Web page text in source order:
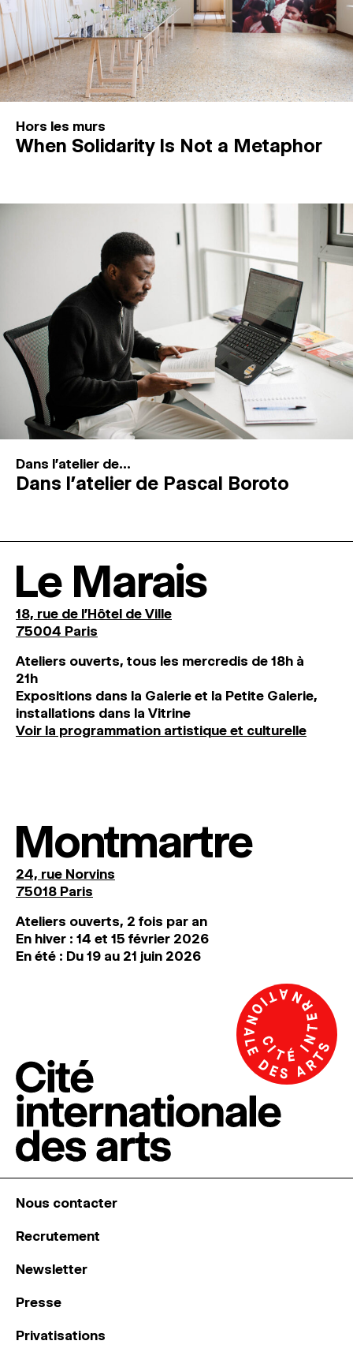
Hors les murs
When Solidarity Is Not a Metaphor
Dans l'atelier de...
Dans l’atelier de Pascal Boroto
Le Marais
18, rue de l'Hôtel de Ville
75004 Paris
Ateliers ouverts, tous les mercredis de 18h à
21h
Expositions dans la Galerie et la Petite Galerie,
installations dans la Vitrine
Voir la programmation artistique et culturelle
Montmartre
24, rue Norvins
75018 Paris
Ateliers ouverts, 2 fois par an
En hiver : 14 et 15 février 2026
En été : Du 19 au 21 juin 2026
Nous contacter
Recrutement
Newsletter
Presse
Privatisations